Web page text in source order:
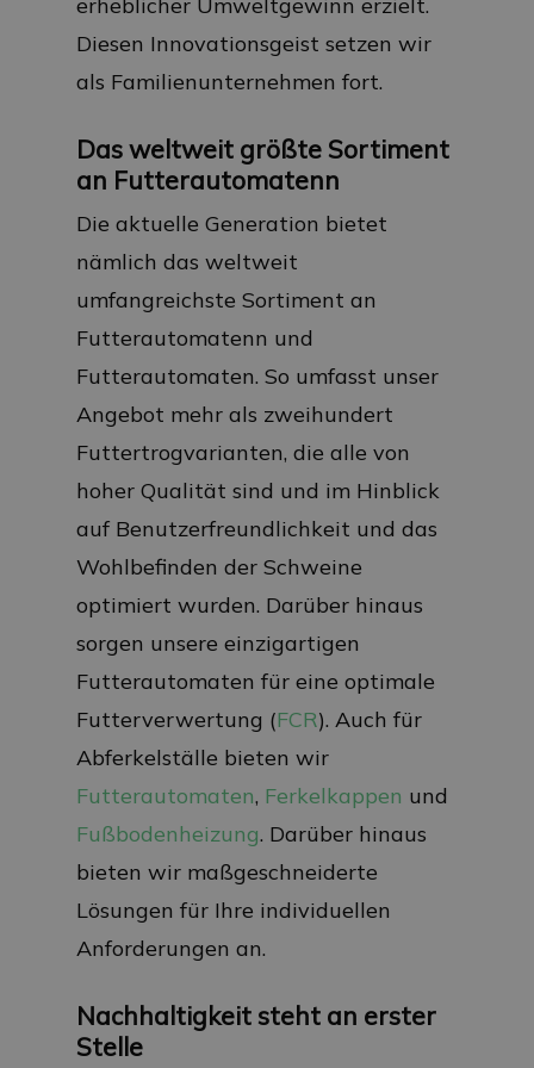
erheblicher Umweltgewinn erzielt.
Diesen Innovationsgeist setzen wir
als Familienunternehmen fort.
Das weltweit größte Sortiment
an Futterautomatenn
Die aktuelle Generation bietet
nämlich das weltweit
umfangreichste Sortiment an
Futterautomatenn und
Futterautomaten. So umfasst unser
Angebot mehr als zweihundert
Futtertrogvarianten, die alle von
hoher Qualität sind und im Hinblick
auf Benutzerfreundlichkeit und das
Wohlbefinden der Schweine
optimiert wurden. Darüber hinaus
sorgen unsere einzigartigen
Futterautomaten für eine optimale
Futterverwertung (FCR). Auch für
Abferkelställe bieten wir
Futterautomaten, Ferkelkappen und
Fußbodenheizung. Darüber hinaus
bieten wir maßgeschneiderte
Lösungen für Ihre individuellen
Anforderungen an.
Nachhaltigkeit steht an erster
Stelle